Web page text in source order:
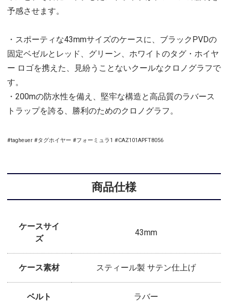
予感させます。
・スポーティな43mmサイズのケースに、ブラックPVDの
固定ベゼルとレッド、グリーン、ホワイトのタグ・ホイヤ
ー ロゴを携えた、見紛うことないクールなクロノグラフで
す。
・200mの防水性を備え、堅牢な構造と高品質のラバース
トラップを誇る、勝利のためのクロノグラフ。
#tagheuer #タグホイヤー #フォーミュラ1 #CAZ101APFT8056
商品仕様
ケースサイ
ズ
43mm
ケース素材 スティール製 サテン仕上げ
ベルト ラバー